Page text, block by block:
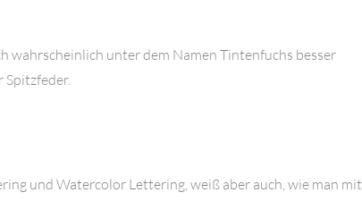
wahrscheinlich unter dem Namen Tintenfuchs besser
und Watercolor Lettering, weiß aber auch, wie man mit